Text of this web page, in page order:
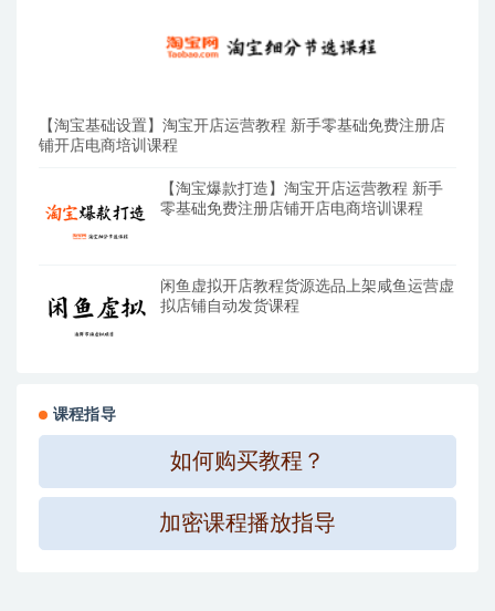
【淘宝基础设置】淘宝开店运营教程 新手零基础免费注册店
铺开店电商培训课程
【淘宝爆款打造】淘宝开店运营教程 新手
零基础免费注册店铺开店电商培训课程
闲鱼虚拟开店教程货源选品上架咸鱼运营虚
拟店铺自动发货课程
课程指导
如何购买教程？
加密课程播放指导